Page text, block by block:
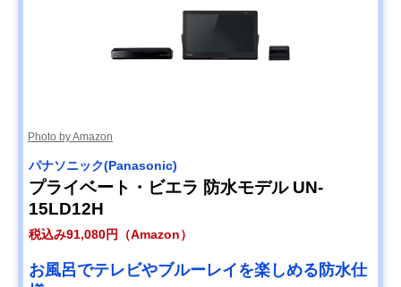
Photo by Amazon
パナソニック(Panasonic)
プライベート・ビエラ 防水モデル UN-
15LD12H
税込み91,080円（Amazon）
お風呂でテレビやブルーレイを楽しめる防水仕